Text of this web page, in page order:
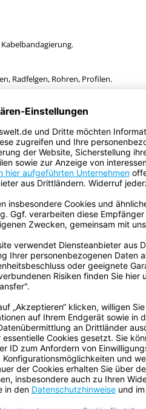
Radfelgen, Rohren, Profilen.
4661 tesa 4541 tesa 4549
tesa
4671
++ ++ +++
+ + +++
+++ +++ +++
+++ +++ +++
++ +++ +++